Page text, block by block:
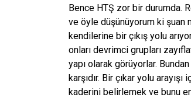
Bence HTŞ zor bir durumda.
ve öyle düşünüyorum ki
kendilerine bir çıkış yolu
onları devrimci grupları
yapı olarak görüyorlar.
karşıdır. Bir çıkar yolu
kaderini belirlemek ve bunu